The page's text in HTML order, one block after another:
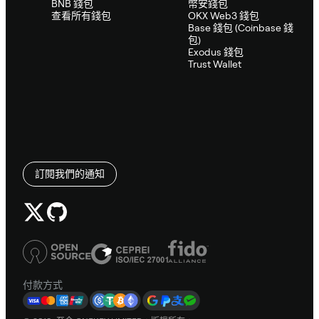
BNB 錢包
查看所有錢包
幣安錢包
OKX Web3 錢包
Base 錢包 (Coinbase 錢
包)
Exodus 錢包
Trust Wallet
訂閱我們的通知
付款方式